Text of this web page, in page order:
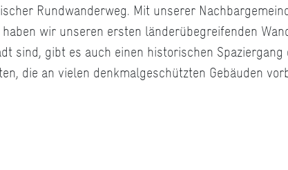
Rundwanderweg. Mit unserer
wir unseren ersten länderübegreifenden
sind, gibt es auch einen historischen
die an vielen denkmalgeschützten Gebäuden